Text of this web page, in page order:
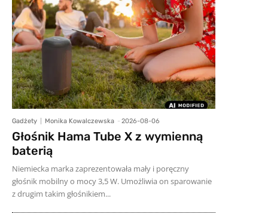
Gadżety Monika Kowalczewska - 2026-08-06
Głośnik Hama Tube X z wymienną
baterią
Niemiecka marka zaprezentowała mały i poręczny
głośnik mobilny o mocy 3,5 W. Umożliwia on sparowanie
z drugim takim głośnikiem...